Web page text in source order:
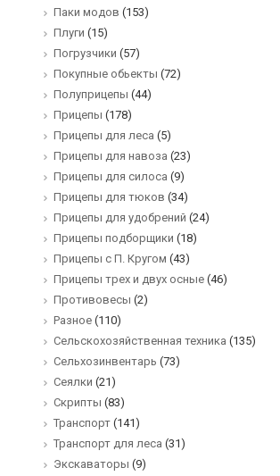
Паки модов (153)
Плуги (15)
Погрузчики (57)
Покупные обьекты (72)
Полуприцепы (44)
Прицепы (178)
Прицепы для леса (5)
Прицепы для навоза (23)
Прицепы для силоса (9)
Прицепы для тюков (34)
Прицепы для удобрений (24)
Прицепы подборщики (18)
Прицепы с П. Кругом (43)
Прицепы трех и двух осные (46)
Противовесы (2)
Разное (110)
Сельскохозяйственная техника (135)
Сельхозинвентарь (73)
Сеялки (21)
Скрипты (83)
Транспорт (141)
Транспорт для леса (31)
Экскаваторы (9)